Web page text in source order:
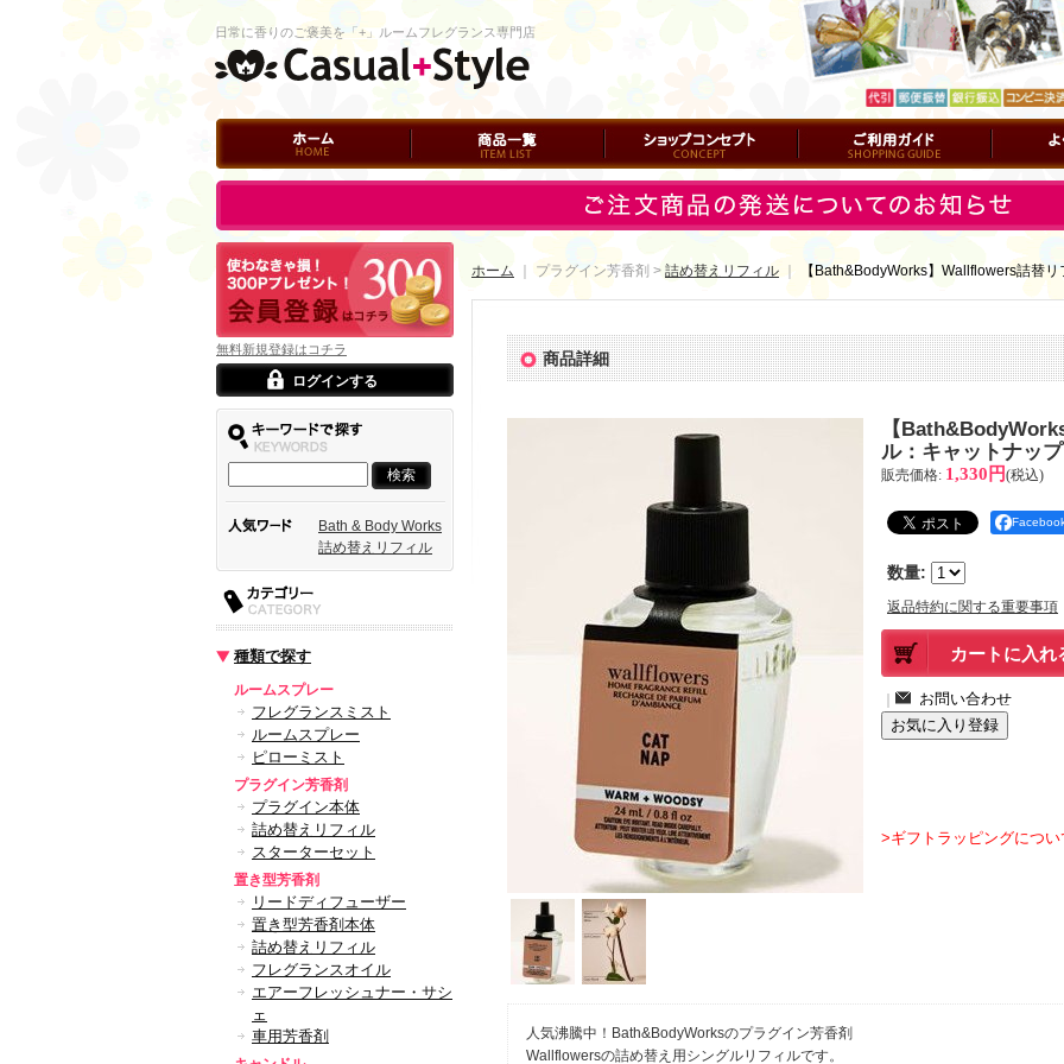
ホーム 商品一覧 ショップコンセプト ご利用ガイド よくある
日常に香りのご褒美を「+」ルームフレグランス専門店
ログイン
無料新規登録はコチラ
ログインする
Bath & Body Works
詰め替えリフィル
種類で探す
ルームスプレー
フレグランスミスト
ルームスプレー
ピローミスト
プラグイン芳香剤
プラグイン本体
詰め替えリフィル
スターターセット
置き型芳香剤
リードディフューザー
置き型芳香剤本体
詰め替えリフィル
フレグランスオイル
エアーフレッシュナー・サシ
ェ
車用芳香剤
ホーム ｜ プラグイン芳香剤 > 詰め替えリフィル 【Bath&BodyWorks】Wallflowers詰替
商品詳細
【
ル：キャットナップ
販売価格: 1,330円(税込)
数量:
返品特約に関する重要事項
>ギフトラッピングについ
人気沸騰中！Bath&BodyWorksのプラグイン芳香剤
Wallflowersの詰め替え用シングルリフィルです。